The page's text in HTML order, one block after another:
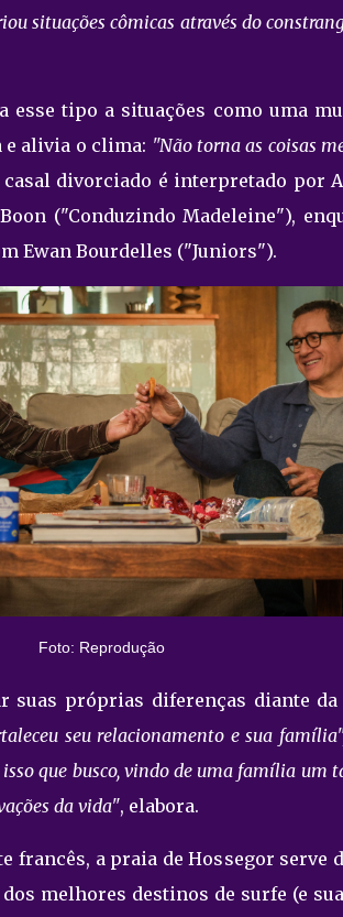
situações cômicas através do
esse tipo a situações como uma
e alivia o clima: "Não torna as coisas
casal divorciado é interpretado por
("Conduzindo Madeleine"),
Ewan Bourdelles ("Juniors").
Foto: Reprodução
suas próprias diferenças diante
seu relacionamento e sua
isso que busco, vindo de uma família
da vida", elabora.
a praia de Hossegor serve
melhores destinos de surfe (e